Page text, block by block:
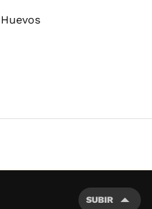
Huevos
SUBIR